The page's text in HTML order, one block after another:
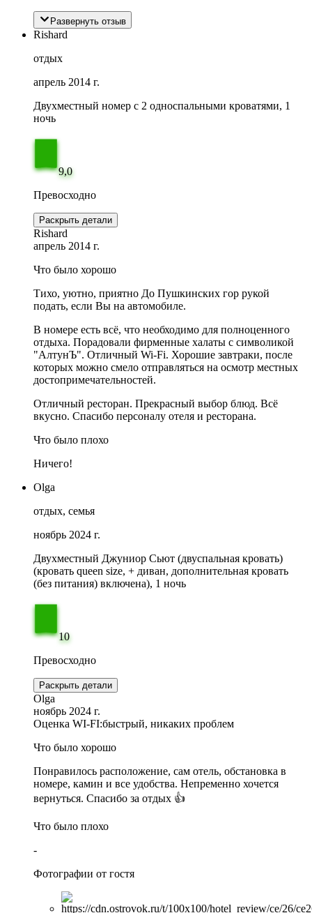
Развернуть отзыв
Rishard
отдых
апрель 2014 г.
Двухместный номер с 2 односпальными кроватями, 1
ночь
9,0
Превосходно
Раскрыть детали
Rishard
апрель 2014 г.
Что было хорошо
Тихо, уютно, приятно До Пушкинских гор рукой
подать, если Вы на автомобиле.
В номере есть всё, что необходимо для полноценного
отдыха. Порадовали фирменные халаты с символикой
"АлтунЪ". Отличный Wi-Fi. Хорошие завтраки, после
которых можно смело отправляться на осмотр местных
достопримечательностей.
Отличный ресторан. Прекрасный выбор блюд. Всё
вкусно. Спасибо персоналу отеля и ресторана.
Что было плохо
Ничего!
Olga
отдых, семья
ноябрь 2024 г.
Двухместный Джуниор Сьют (двуспальная кровать)
(кровать queen size, + диван, дополнительная кровать
(без питания) включена), 1 ночь
10
Превосходно
Раскрыть детали
Olga
ноябрь 2024 г.
Оценка WI-FI:быстрый, никаких проблем
Что было хорошо
Понравилось расположение, сам отель, обстановка в
номере, камин и все удобства. Непременно хочется
вернуться. Спасибо за отдых 👍
Что было плохо
-
Фотографии от гостя